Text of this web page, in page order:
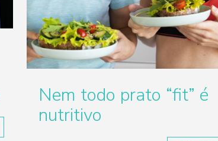
Nem todo prato “fit” é
nutritivo